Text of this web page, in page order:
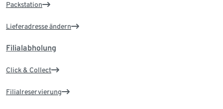
Packstation
Lieferadresse ändern
Filialabholung
Click & Collect
Filialreservierung